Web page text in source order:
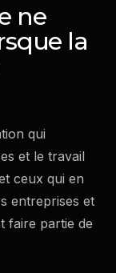
ne
la
qui
et le travail
ceux qui en
entreprises et
faire partie de